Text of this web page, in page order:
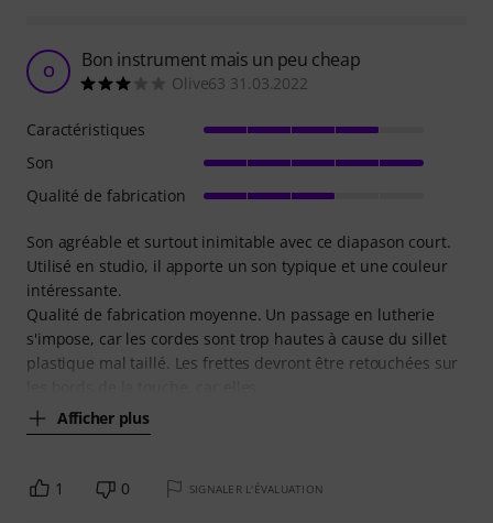
O Bon instrument mais un peu cheap
Olive63 31.03.2022
Son agréable et surtout inimitable avec ce diapason court.
Utilisé en studio, il apporte un son typique et une couleur
intéressante.
Qualité de fabrication moyenne. Un passage en lutherie
s'impose, car les cordes sont trop hautes à cause du sillet
plastique mal taillé. Les frettes devront être retouchées sur
Afficher plus
Caractéristiques
Son
Qualité de fabrication
1 0 SIGNALER L'ÉVALUATION